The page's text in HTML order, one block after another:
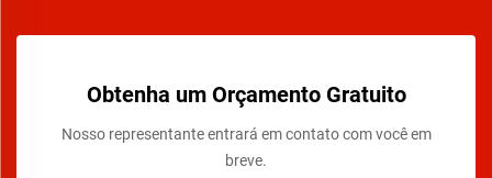
Obtenha um Orçamento Gratuito
Nosso representante entrará em contato com você em
breve.